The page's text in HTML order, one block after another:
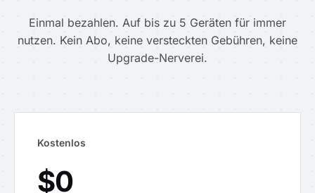
Einmal bezahlen. Auf bis zu 5 Geräten für immer
nutzen. Kein Abo, keine versteckten Gebühren, keine
Upgrade-Nerverei.
Kostenlos
$0